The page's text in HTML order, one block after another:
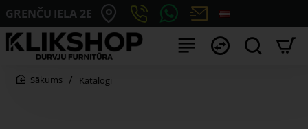
GRENČU IELA 2E
Katalogi